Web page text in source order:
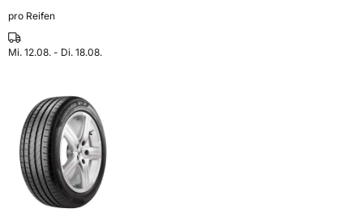
pro Reifen
Mi. 12.08. - Di. 18.08.